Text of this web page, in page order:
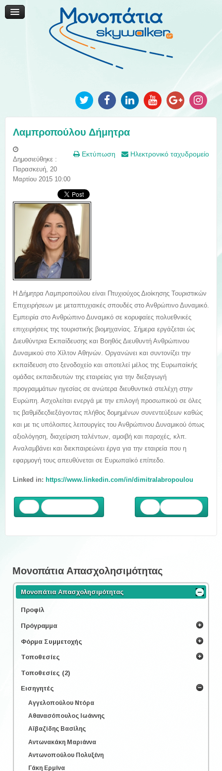
Μονοπάτια Καινοτομίας
Μονοπάτια Τοπικής Ανάπτυξης
Ανακοινώσεις
Φωτογραφίες
Λαμπροπούλου Δήμητρα
Εκτύπωση Ηλεκτρονικό ταχυδρομείο
Δημοσιεύθηκε :
Παρασκευή, 20
Μαρτίου 2015 10:00
Η Δήμητρα Λαμπροπούλου είναι Πτυχιούχος Διοίκησης Τουριστικών
Επιχειρήσεων με μεταπτυχιακές σπουδές στο Ανθρώπινο Δυναμικό.
Εμπειρία στο Ανθρώπινο Δυναμικό σε κορυφαίες πολυεθνικές
επιχειρήσεις της τουριστικής βιομηχανίας. Σήμερα εργάζεται ώς
Διευθύντρια Εκπαίδευσης και Βοηθός Διευθυντή Ανθρώπινου
Δυναμικού στο Χίλτον Αθηνών. Οργανώνει και συντονίζει την
εκπαίδευση στο ξενοδοχείο και αποτελεί μέλος της Ευρωπαίκής
ομάδας εκπαιδευτών της εταιρείας για την διεξαγωγή
προγραμμάτων ηγεσίας σε ανώτερα διευθυντικά στελέχη στην
Ευρώπη. Ασχολείται ενεργά με την επιλογή προσωπικού σε όλες
τις βαθμίδεςδιεξάγοντας πλήθος δομημένων συνεντεύξεων καθώς
και με τις υπόλοιπες λειτουργίες του Ανθρώπινου Δυναμικού όπως
αξιολόγηση, διαχείριση ταλέντων, αμοιβή και παροχές, κλπ.
Αναλαμβάνει και διεκπαιρεώνει έργα για την εταιρεία που η
εφαρμογή τους απευθύνεται σε Ευρωπαϊκό επίπεδο.
Linked in: https://www.linkedin.com/in/dimitralabropoulou
Μονοπάτια Απασχολησιμότητας
Μονοπάτια Απασχολησιμότητας
Προφίλ
Πρόγραμμα
Φόρμα Συμμετοχής
Τοποθεσίες
Τοποθεσίες (2)
Εισηγητές
Αγγελοπούλου Ντόρα
Αθανασόπουλος Ιωάννης
Αϊβαζίδης Βασίλης
Αντωνακάκη Μαριάννα
Αντωνοπούλου Πολυξένη
Γάκη Ερμίνα